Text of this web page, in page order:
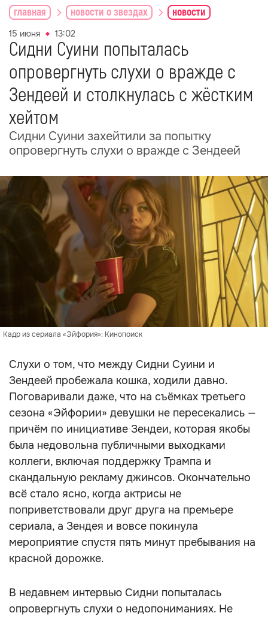
главная новости о звездах новости
15 июня 13:02
Сидни Суини попыталась
опровергнуть слухи о вражде с
Зендеей и столкнулась с жёстким
хейтом
Сидни Суини захейтили за попытку
опровергнуть слухи о вражде с Зендеей
Кадр из сериала «Эйфория»: Кинопоиск
Слухи о том, что между Сидни Суини и
Зендеей пробежала кошка, ходили давно.
Поговаривали даже, что на съёмках третьего
сезона «Эйфории» девушки не пересекались —
причём по инициативе Зендеи, которая якобы
была недовольна публичными выходками
коллеги, включая поддержку Трампа и
скандальную рекламу джинсов. Окончательно
всё стало ясно, когда актрисы не
поприветствовали друг друга на премьере
сериала, а Зендея и вовсе покинула
мероприятие спустя пять минут пребывания на
красной дорожке.
В недавнем интервью Сидни попыталась
опровергнуть слухи о недопониманиях. Не